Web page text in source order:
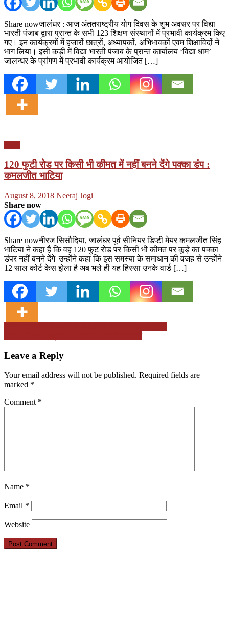
Share nowजालंधर : आज अंततराष्ट्रीय योग दिवस के शुभ अवसर पर विद्या
भारती पंजाब द्वारा प्रान्त के सभी 123 शिक्षण संस्थानों में प्रभावी कार्यक्रम किए
गए। इन कार्यक्रमों में हजारों छात्रों, अध्यापकों, अभिभावकों एवम शिक्षाविदों ने
भाग लिया। इसी कड़ी में विद्या भारती पंजाब के प्रान्त कार्यालय ‘विद्या धाम’
जालन्धर के प्रांगण में प्रभावी कार्यक्रम आयोजित […]
120 फुटी रोड पर किसी भी कीमत में नहीं बनने देंगे पक्का डंप :
कमलजीत भाटिया
Posted
on
August 8, 2018 Author
Neeraj Jogi
Share now
Share nowनीरज सिसौदिया, जालंधर पूर्व सीनियर डिप्टी मेयर कमलजीत सिंह
भाटिया ने कहा है कि वह 120 फुट रोड पर किसी भी कीमत पर कूड़े का पक्का
डंपर नहीं बनने देंगे| उन्होंने कहा कि इस समस्या के समाधान की वजह से उन्होंने
12 साल कोर्ट केस झेला है अब भले ही यह हिस्सा उनके वार्ड […]
Post
navigation
Leave a Reply
Your email address will not be published. Required fields are
marked *
Comment *
Name *
Email *
Website